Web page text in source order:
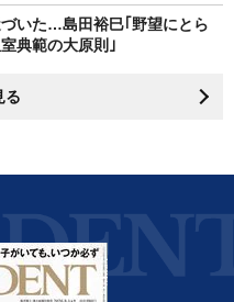
いた…島田裕巳｢野望にとら
典範の大原則｣
る